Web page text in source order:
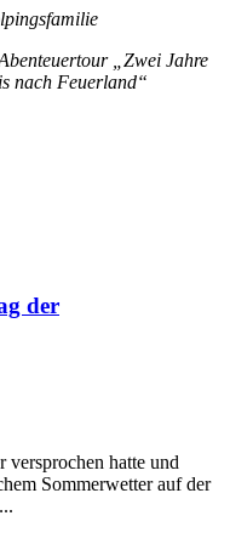
„Zwei Jahre
nach Feuerland“
der
versprochen hatte und
Sommerwetter auf der